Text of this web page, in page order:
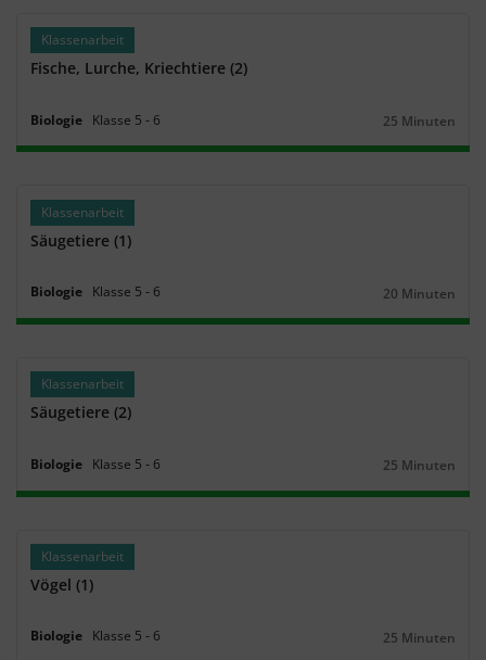
Klassenarbeit
Fische, Lurche, Kriechtiere (2)
Biologie Klasse 5 ‐ 6
Dauer:
25 Minuten
Klassenarbeit
Säugetiere (1)
Biologie Klasse 5 ‐ 6
Dauer:
20 Minuten
Klassenarbeit
Säugetiere (2)
Biologie Klasse 5 ‐ 6
Dauer:
25 Minuten
Klassenarbeit
Vögel (1)
Biologie Klasse 5 ‐ 6
Dauer:
25 Minuten